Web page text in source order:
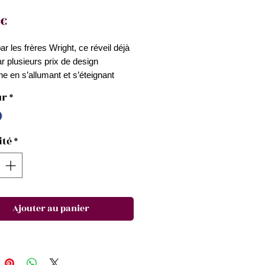
Prix
les frères Wright, ce réveil déjà
plusieurs prix de design
en s’allumant et s’éteignant
écran LCD, d’une fonction
le réveil Flip se décline en
finitions pour devenir ainsi
indispensable à votre chevet.
*
*
Ajouter au panier